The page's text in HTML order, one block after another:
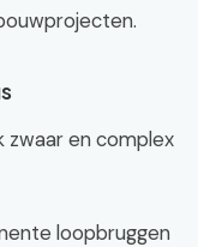
zwaar en complex
loopbruggen